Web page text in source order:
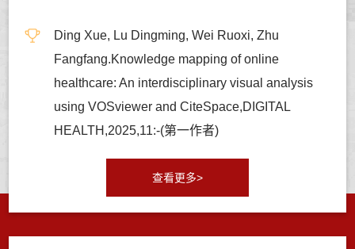
Ding Xue, Lu Dingming, Wei Ruoxi, Zhu
Fangfang.Knowledge mapping of online
healthcare: An interdisciplinary visual analysis
using VOSviewer and CiteSpace,DIGITAL
HEALTH,2025,11:-(第一作者)
查看更多>